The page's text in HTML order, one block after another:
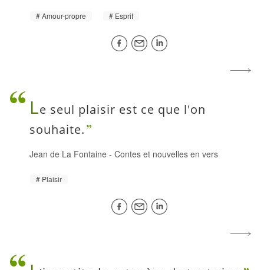
Amour-propre Esprit
Le seul plaisir est ce que l'on
souhaite.
Jean de La Fontaine - Contes et nouvelles en vers
Plaisir